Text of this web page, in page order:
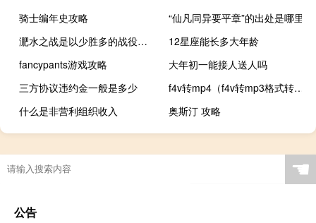
骑士编年史攻略
“仙凡同异要平章”的出处是哪里
淝水之战是以少胜多的战役吗（淝水）
12星座能长多大年龄
fancypants游戏攻略
大年初一能接人送人吗
三方协议违约金一般是多少
f4v转mp4（f4v转mp3格式转换器）
什么是非营利组织收入
奥斯汀 攻略
☚
公告